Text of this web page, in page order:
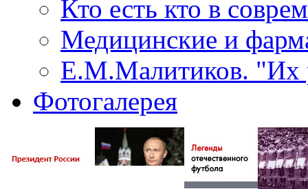
Кто есть кто в
Медицинские и
Е.М.Малитиков. "Их
Фотогалерея